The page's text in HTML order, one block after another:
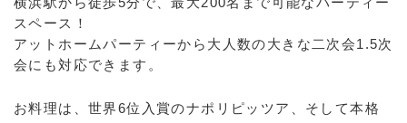
スペース！
アットホームパーティーから大人数の大きな二次会1.5次
会にも対応できます。
お料理は、世界6位入賞のナポリピッツア、そして本格